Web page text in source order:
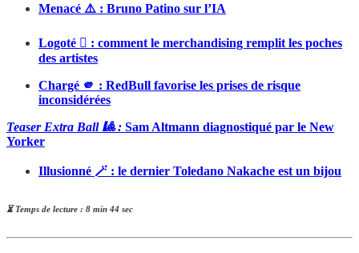
Menacé ⚠️ : Bruno Patino sur l’IA
Logoté  : comment le merchandising remplit les poches
des artistes
Chargé 🫵 : RedBull favorise les prises de risque
inconsidérées
Teaser Extra Ball 🎱 : Sam Altmann diagnostiqué par le New
Yorker
Illusionné 🪄 : le dernier Toledano Nakache est un bijou
⏳ Temps de lecture : 8 min 44 sec